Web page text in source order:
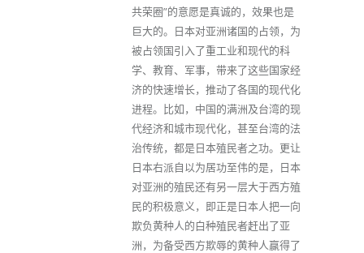
共荣圈”的意愿是真诚的，效果也是
巨大的。日本对亚洲诸国的占领，为
被占领国引入了重工业和现代的科
学、教育、军事，带来了这些国家经
济的快速增长，推动了各国的现代化
进程。比如，中国的满洲及台湾的现
代经济和城市现代化，甚至台湾的法
治传统，都是日本殖民者之功。更让
日本右派自以为居功至伟的是，日本
对亚洲的殖民还有另一层大于西方殖
民的积极意义，即正是日本人把一向
欺负黄种人的白种殖民者赶出了亚
洲，为备受西方欺辱的黄种人赢得了